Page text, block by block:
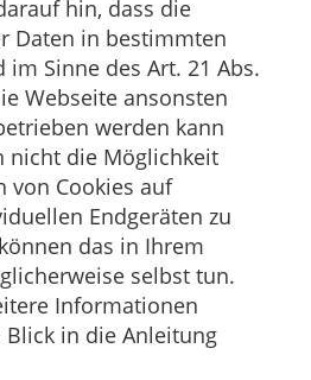
hin, dass die
Daten in bestimmten
im Sinne des Art. 21 Abs.
Webseite ansonsten
werden kann
nicht die Möglichkeit
von Cookies auf
Endgeräten zu
das in Ihrem
selbst tun.
Informationen
in die Anleitung